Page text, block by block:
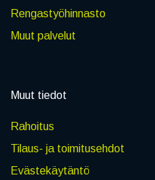
Rengastyöhinnasto
Muut palvelut
Muut tiedot
Rahoitus
Tilaus- ja toimitusehdot
Evästekäytäntö